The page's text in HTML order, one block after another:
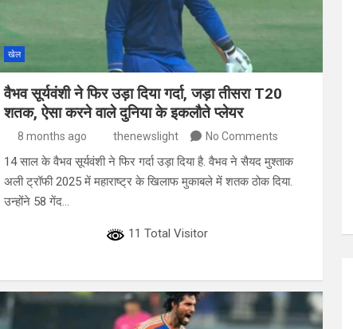
खेल
वैभव सूर्यवंशी ने फ‍िर उड़ा द‍िया गर्दा, जड़ा तीसरा T20
शतक, ऐसा करने वाले दुन‍िया के इकलौते प्लेयर
8 months ago thenewslight No Comments
14 साल के वैभव सूर्यवंशी ने फ‍िर गर्दा उड़ा दिया है. वैभव ने सैयद मुश्ताक
अली ट्रॉफी 2025 में महाराष्ट्र के खिलाफ मुकाबले में शतक ठोक दिया.
उन्होंने 58 गेंद…
11 Total Visitor